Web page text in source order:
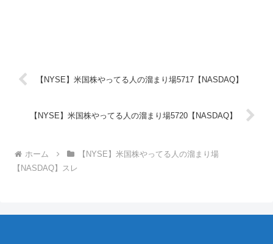
【NYSE】米国株やってる人の溜まり場5717【NASDAQ】
【NYSE】米国株やってる人の溜まり場5720【NASDAQ】
ホーム
【NYSE】米国株やってる人の溜まり場
【NASDAQ】スレ